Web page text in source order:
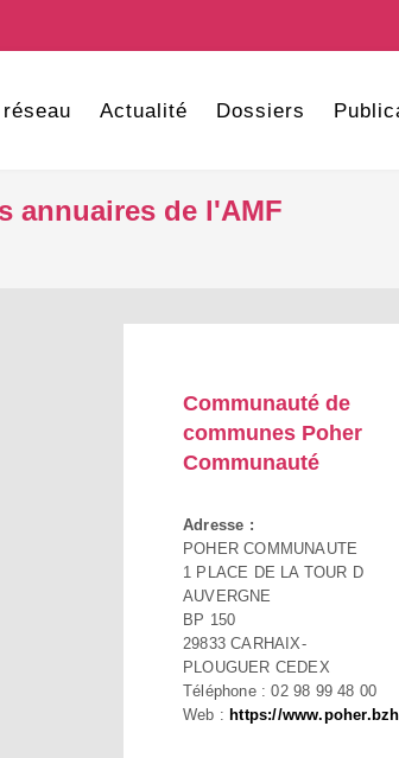
Actualité Dossiers
annuaires de l'AMF
Communauté de
communes Poher
Communauté
Adresse :
POHER COMMUNAUTE
1 PLACE DE LA TOUR D
AUVERGNE
BP 150
29833 CARHAIX-
PLOUGUER CEDEX
Téléphone : 02 98 99 48 00
Web : https://www.poher.bzh